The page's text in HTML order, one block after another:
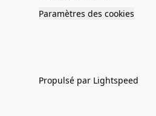
Paramètres des cookies
Propulsé par Lightspeed